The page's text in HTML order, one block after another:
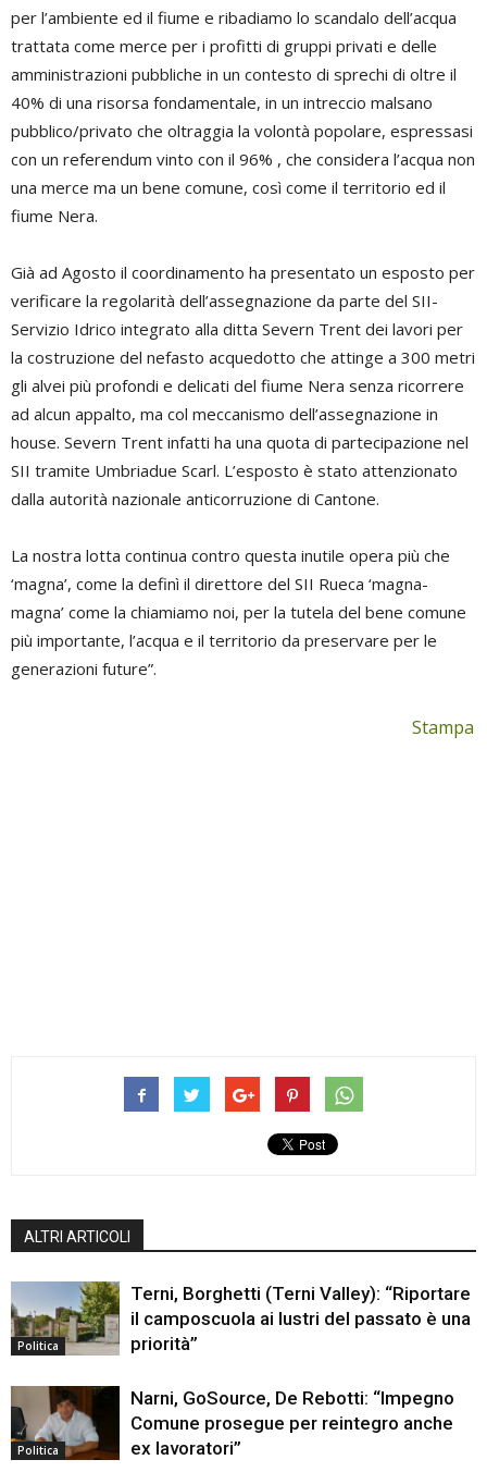
per l’ambiente ed il fiume e ribadiamo lo scandalo dell’acqua
trattata come merce per i profitti di gruppi privati e delle
amministrazioni pubbliche in un contesto di sprechi di oltre il
40% di una risorsa fondamentale, in un intreccio malsano
pubblico/privato che oltraggia la volontà popolare, espressasi
con un referendum vinto con il 96% , che considera l’acqua non
una merce ma un bene comune, così come il territorio ed il
fiume Nera.
Già ad Agosto il coordinamento ha presentato un esposto per
verificare la regolarità dell’assegnazione da parte del SII-
Servizio Idrico integrato alla ditta Severn Trent dei lavori per
la costruzione del nefasto acquedotto che attinge a 300 metri
gli alvei più profondi e delicati del fiume Nera senza ricorrere
ad alcun appalto, ma col meccanismo dell’assegnazione in
house. Severn Trent infatti ha una quota di partecipazione nel
SII tramite Umbriadue Scarl. L’esposto è stato attenzionato
dalla autorità nazionale anticorruzione di Cantone.
La nostra lotta continua contro questa inutile opera più che
‘magna’, come la definì il direttore del SII Rueca ‘magna-
magna’ come la chiamiamo noi, per la tutela del bene comune
più importante, l’acqua e il territorio da preservare per le
generazioni future”.
Stampa
ALTRI ARTICOLI
Politica
Terni, Borghetti (Terni Valley): “Riportare
il camposcuola ai lustri del passato è una
priorità”
Politica
Narni, GoSource, De Rebotti: “Impegno
Comune prosegue per reintegro anche
ex lavoratori”